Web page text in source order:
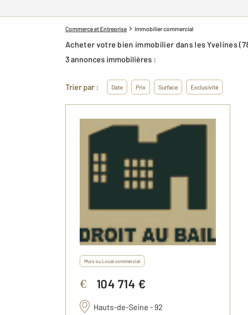
Commerce et Entreprise Immobilier commercial
Acheter votre bien immobilier dans les Yvelines
3 annonces immobilières :
Trier par : Date Prix Surface Exclusivité
Murs ou Local commercial
€ 104 714 €
Hauts-de-Seine - 92